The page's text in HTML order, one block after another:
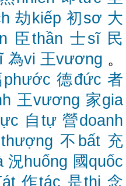
劫kiếp 初sơ 大
臣thần 士sĩ 民
為vi 王vương 。
phước 德đức 者
王vương 家gia
自tự 營doanh
不bất 充
況huống 國quốc
作tác 是thị 念